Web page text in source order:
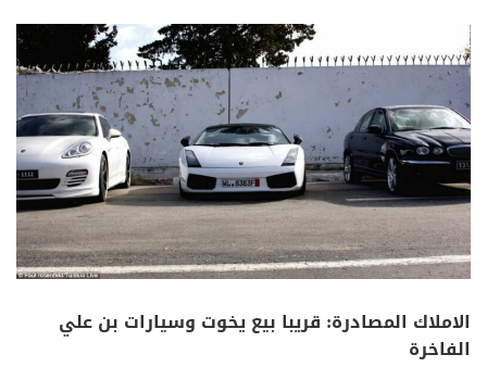
الاملاك المصادرة: قريبا بيع يخوت وسيارات بن علي
الفاخرة